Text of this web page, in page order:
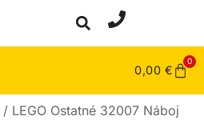
0,00 €
0
/ LEGO Ostatné 32007 Náboj